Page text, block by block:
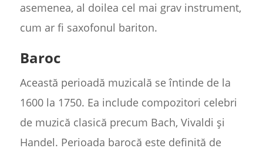
asemenea, al doilea cel mai grav instrument,
cum ar fi saxofonul bariton.
Baroc
Această perioadă muzicală se întinde de la
1600 la 1750. Ea include compozitori celebri
de muzică clasică precum Bach, Vivaldi și
Handel. Perioada barocă este definită de